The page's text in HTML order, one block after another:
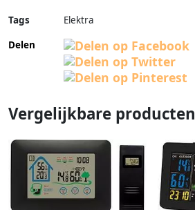
Tags
Elektra
Delen
Vergelijkbare producten